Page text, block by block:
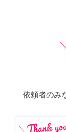
依頼者のみ